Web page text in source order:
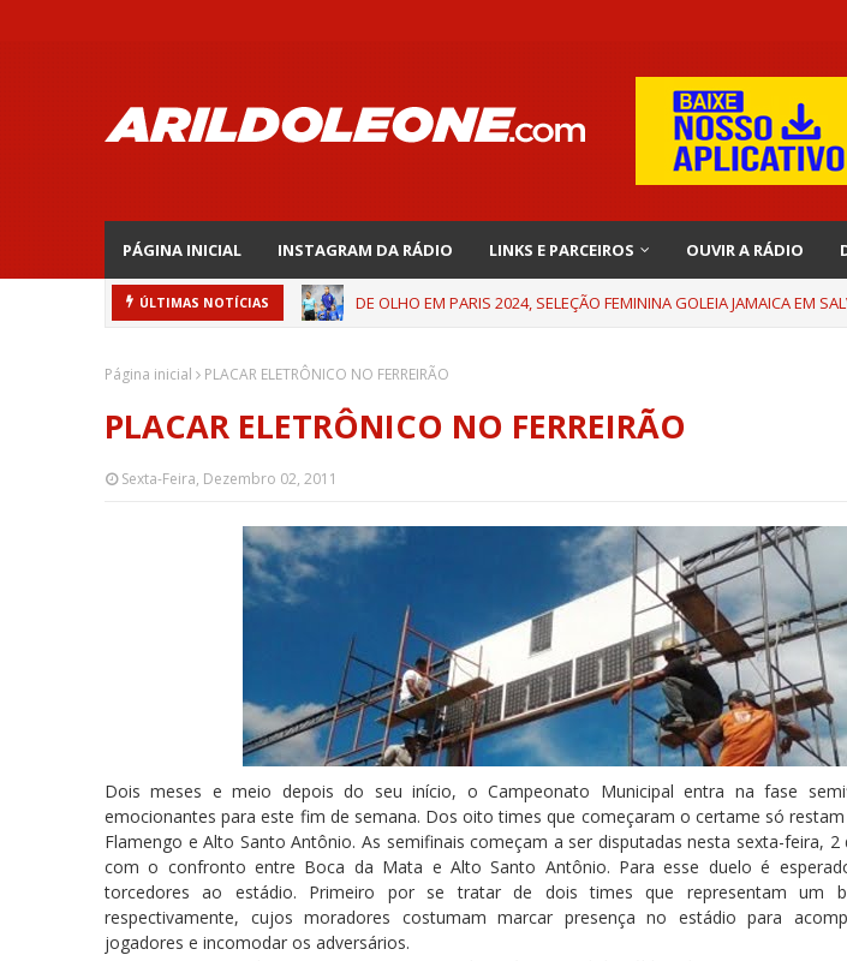
PÁGINA INICIAL INSTAGRAM DA RÁDIO LINKS E PARCEIROS OUVIR A RÁDIO
ÚLTIMAS NOTÍCIAS DE OLHO EM PARIS 2024, SELEÇÃO FEMININA GOLEIA JAMAICA EM
Página inicial PLACAR ELETRÔNICO NO FERREIRÃO
PLACAR ELETRÔNICO NO FERREIRÃO
Sexta-Feira, Dezembro 02, 2011
Dois meses e meio depois do seu início, o Campeonato Municipal entra na fase
emocionantes para este fim de semana. Dos oito times que começaram o certame só
Flamengo e Alto Santo Antônio. As semifinais começam a ser disputadas nesta sexta-feira, 2
com o confronto entre Boca da Mata e Alto Santo Antônio. Para esse duelo é
torcedores ao estádio. Primeiro por se tratar de dois times que representam um
respectivamente, cujos moradores costumam marcar presença no estádio para
jogadores e incomodar os adversários.